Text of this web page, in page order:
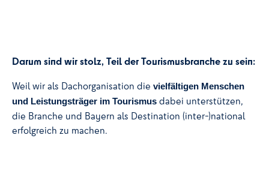
Darum sind wir stolz, Teil der Tourismusbranche zu sein:
Weil wir als Dachorganisation die vielfältigen Menschen
und Leistungsträger im Tourismus dabei unterstützen,
die Branche und Bayern als Destination (inter-)national
erfolgreich zu machen.